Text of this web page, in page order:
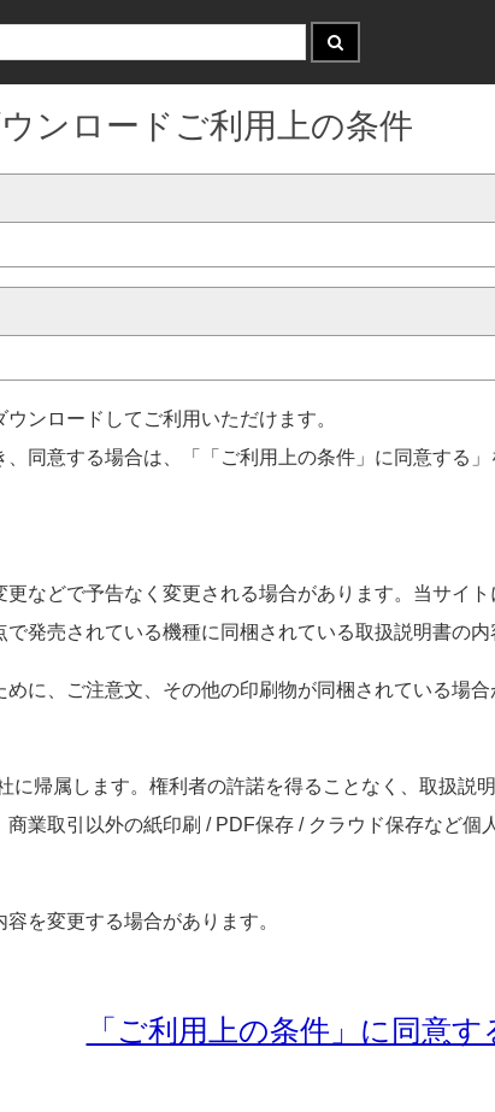
ンロードご利用上の条件
ンロードしてご利用いただけます。
同意する場合は、「「ご利用上の条件」に同意する
などで予告なく変更される場合があります。当サイ
発売されている機種に同梱されている取扱説明書の
に、ご注意文、その他の印刷物が同梱されている場
に帰属します。権利者の許諾を得ることなく、取扱説
業取引以外の紙印刷 / PDF保存 / クラウド保存など個
を変更する場合があります。
「ご利用上の条件」に同意す